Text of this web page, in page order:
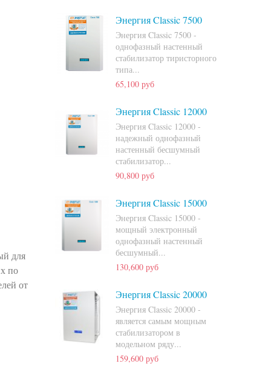
для
по
от
Энергия Classic 7500
Энергия Classic 7500 -
однофазный настенный
стабилизатор тиристорного
типа...
65,100 руб
Энергия Classic 12000
Энергия Classic 12000 -
надежный однофазный
настенный бесшумный
стабилизатор...
90,800 руб
Энергия Classic 15000
Энергия Classic 15000 -
мощный электронный
однофазный настенный
бесшумный...
130,600 руб
Энергия Classic 20000
Энергия Classic 20000 -
является самым мощным
стабилизатором в
модельном ряду...
159,600 руб